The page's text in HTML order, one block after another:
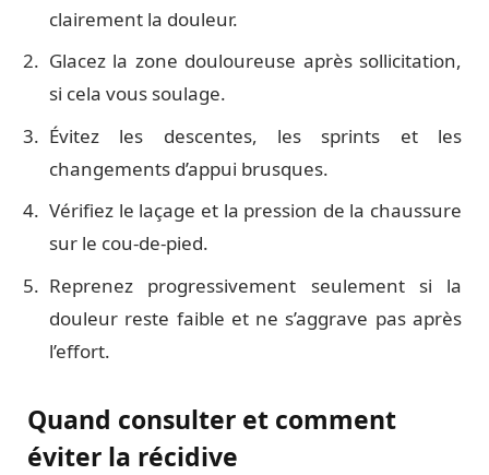
clairement la douleur.
Glacez la zone douloureuse après sollicitation,
si cela vous soulage.
Évitez les descentes, les sprints et les
changements d’appui brusques.
Vérifiez le laçage et la pression de la chaussure
sur le cou-de-pied.
Reprenez progressivement seulement si la
douleur reste faible et ne s’aggrave pas après
l’effort.
Quand consulter et comment
éviter la récidive